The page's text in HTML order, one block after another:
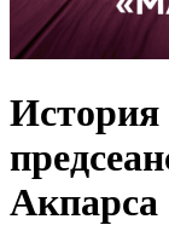
Акпарса